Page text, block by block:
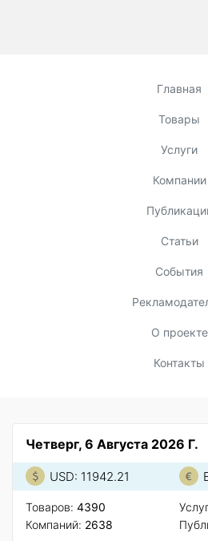
Главная
Товары
Услуги
Компании
Статьи
События
О проекте
Контакты
Четверг, 6 Августа 2026 Г.
USD: 11942.21
Товаров: 4390
Компаний: 2638